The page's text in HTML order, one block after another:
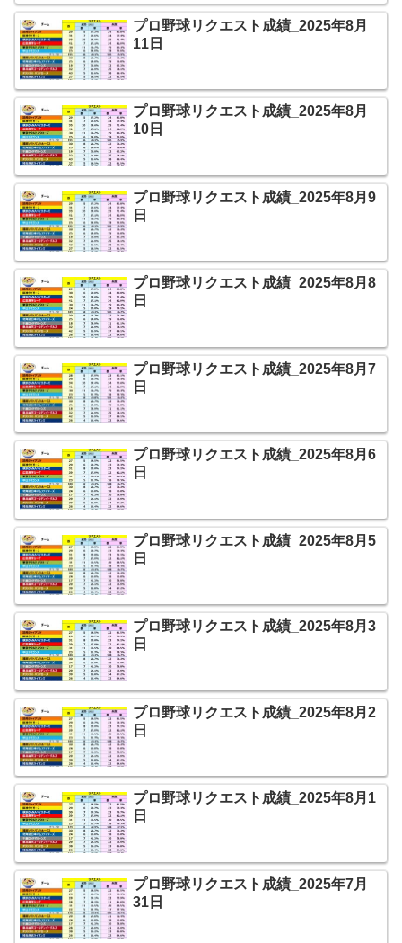
プロ野球リクエスト成績_2025年8月
11日
プロ野球リクエスト成績_2025年8月
10日
プロ野球リクエスト成績_2025年8月9
日
プロ野球リクエスト成績_2025年8月8
日
プロ野球リクエスト成績_2025年8月7
日
プロ野球リクエスト成績_2025年8月6
日
プロ野球リクエスト成績_2025年8月5
日
プロ野球リクエスト成績_2025年8月3
日
プロ野球リクエスト成績_2025年8月2
日
プロ野球リクエスト成績_2025年8月1
日
プロ野球リクエスト成績_2025年7月
31日